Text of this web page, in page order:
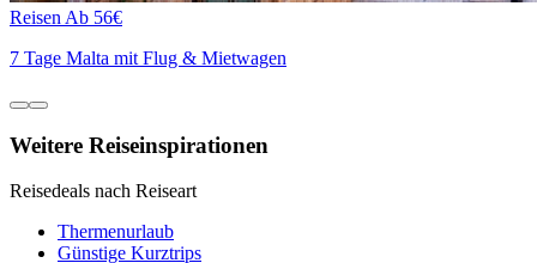
Reisen Ab 56€
7 Tage Malta mit Flug & Mietwagen
Weitere Reiseinspirationen
Reisedeals nach Reiseart
Thermenurlaub
Günstige Kurztrips